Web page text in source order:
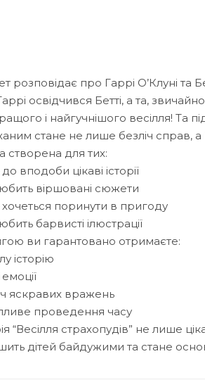
розповідає про Гаррі О’Клуні та
освідчився Бетті, а та,
і найгучнішого весілля! Та
стане не лише безліч справ, а
створена для тих:
вподоби цікаві історії
віршовані сюжети
поринути в пригоду
барвисті ілюстрації
ви гарантовано отримаєте:
історію
емоції
яскравих вражень
проведення часу
“Весілля страхопудів” не лише
дітей байдужими та стане